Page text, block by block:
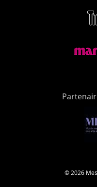
© 2026